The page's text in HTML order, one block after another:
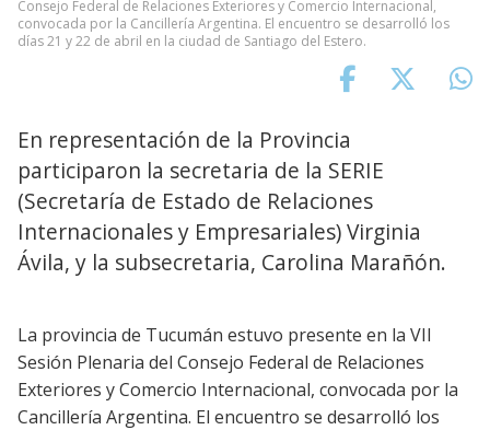
Consejo Federal de Relaciones Exteriores y Comercio Internacional,
convocada por la Cancillería Argentina. El encuentro se desarrolló los
días 21 y 22 de abril en la ciudad de Santiago del Estero.
En representación de la Provincia
participaron la secretaria de la SERIE
(Secretaría de Estado de Relaciones
Internacionales y Empresariales) Virginia
Ávila, y la subsecretaria, Carolina Marañón.
La provincia de Tucumán estuvo presente en la VII
Sesión Plenaria del Consejo Federal de Relaciones
Exteriores y Comercio Internacional, convocada por la
Cancillería Argentina. El encuentro se desarrolló los